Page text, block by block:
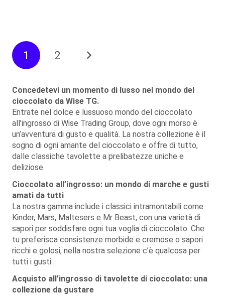
1 2
Concedetevi un momento di lusso nel mondo del
cioccolato da Wise TG.
Entrate nel dolce e lussuoso mondo del cioccolato
all’ingrosso di Wise Trading Group, dove ogni morso è
un’avventura di gusto e qualità. La nostra collezione è il
sogno di ogni amante del cioccolato e offre di tutto,
dalle classiche tavolette a prelibatezze uniche e
deliziose.
Cioccolato all’ingrosso: un mondo di marche e gusti
amati da tutti
La nostra gamma include i classici intramontabili come
Kinder, Mars, Maltesers e Mr Beast, con una varietà di
sapori per soddisfare ogni tua voglia di cioccolato. Che
tu preferisca consistenze morbide e cremose o sapori
ricchi e golosi, nella nostra selezione c’è qualcosa per
tutti i gusti.
Acquisto all’ingrosso di tavolette di cioccolato: una
collezione da gustare